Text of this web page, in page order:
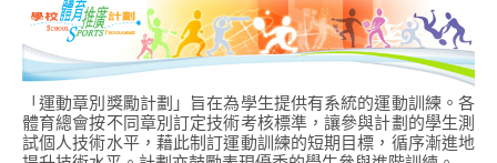
「運動章別獎勵計劃」旨在為學生提供有系統的運動訓練。各
體育總會按不同章別訂定技術考核標準，讓參與計劃的學生測
試個人技術水平，藉此制訂運動訓練的短期目標，循序漸進地